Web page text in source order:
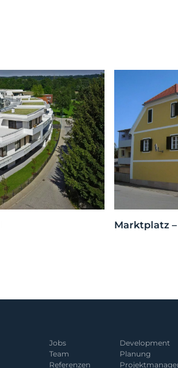
Marktplatz
Jobs
Team
Referenzen
Development
Planung